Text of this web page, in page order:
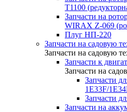
T1100
Запчасти на
WIRAX Z-069
Плуг НП-220
Запчасти на садовую
Запчасти на садовую
Запчасти к
Запчасти на
Запчасти
1Е33F/
Запчасти
Запчасти на